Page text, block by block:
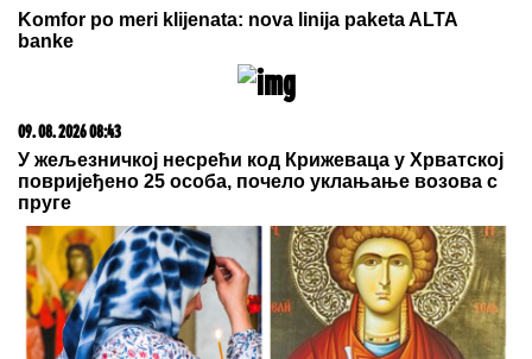
20. 07. 2026 08:04
REGISTRUJ SE UZ PROMO KOD CASINO Preuzmi
1500 BESPLATNIH SPINOVA